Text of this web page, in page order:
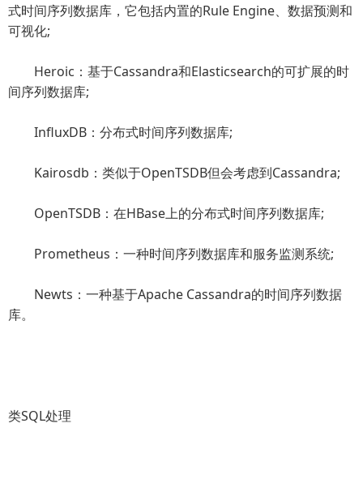
式时间序列数据库，它包括内置的Rule Engine、数据预测和
可视化;
Heroic：基于Cassandra和Elasticsearch的可扩展的时
间序列数据库;
InfluxDB：分布式时间序列数据库;
Kairosdb：类似于OpenTSDB但会考虑到Cassandra;
OpenTSDB：在HBase上的分布式时间序列数据库;
Prometheus：一种时间序列数据库和服务监测系统;
Newts：一种基于Apache Cassandra的时间序列数据
库。
类SQL处理